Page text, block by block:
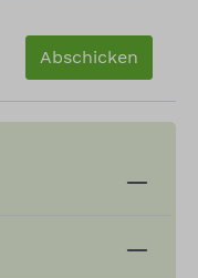
Abschicken